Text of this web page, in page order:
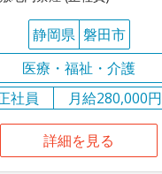
静岡県 磐田市
医療・福祉・介護
社員
月給280,000円
詳細を見る